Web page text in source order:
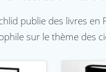
publie des livres
sur le thème des